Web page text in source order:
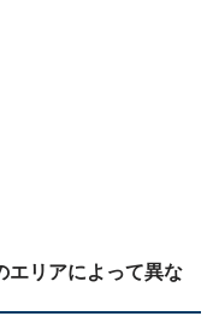
エリアによって異な